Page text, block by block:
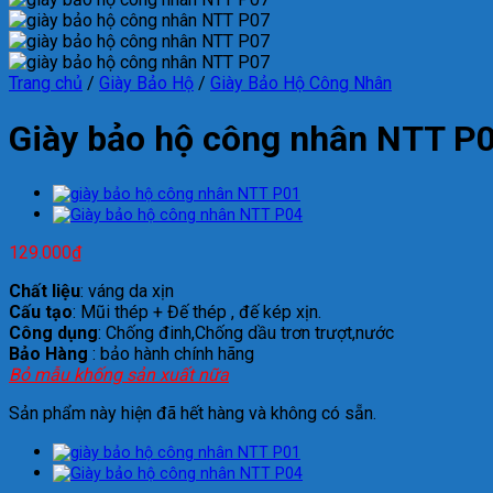
Trang chủ / Giày Bảo Hộ / Giày Bảo Hộ Công Nhân
Giày bảo hộ công nhân NTT
129.000₫
Chất liệu: váng da xịn
Cấu tạo: Mũi thép + Đế thép , đế kép xịn.
Công dụng: Chống đinh,Chống dầu trơn trượt,nước
Bảo Hàng : bảo hành chính hãng
Bỏ mẫu khống sản xuất nữa
Sản phẩm này hiện đã hết hàng và không có sẵn.